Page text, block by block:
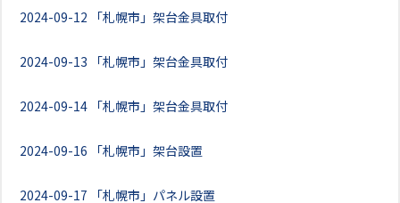
2024-09-12 「札幌市」架台金具取付
2024-09-13 「札幌市」架台金具取付
2024-09-14 「札幌市」架台金具取付
2024-09-16 「札幌市」架台設置
2024-09-17 「札幌市」パネル設置